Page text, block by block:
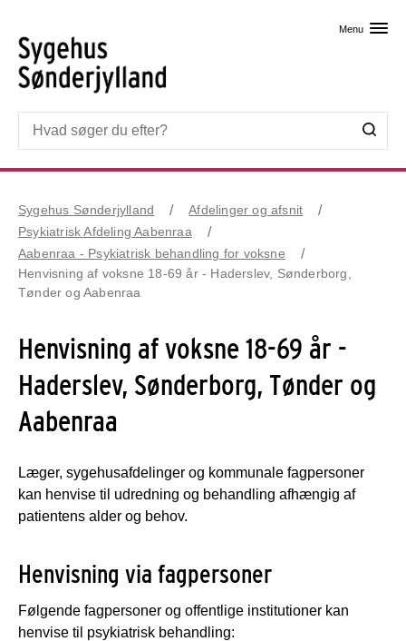
Menu
Sygehus Sønderjylland
Afdelinger og afsnit
Psykiatrisk Afdeling Aabenraa
Aabenraa - Psykiatrisk behandling for voksne
Henvisning af voksne 18-69 år - Haderslev, Sønderborg,
Tønder og Aabenraa
Henvisning af voksne 18-69 år -
Haderslev, Sønderborg, Tønder og
Aabenraa
Læger, sygehusafdelinger og kommunale fagpersoner
kan henvise til udredning og behandling afhængig af
patientens alder og behov.
Henvisning via fagpersoner
Følgende fagpersoner og offentlige institutioner kan
henvise til psykiatrisk behandling: